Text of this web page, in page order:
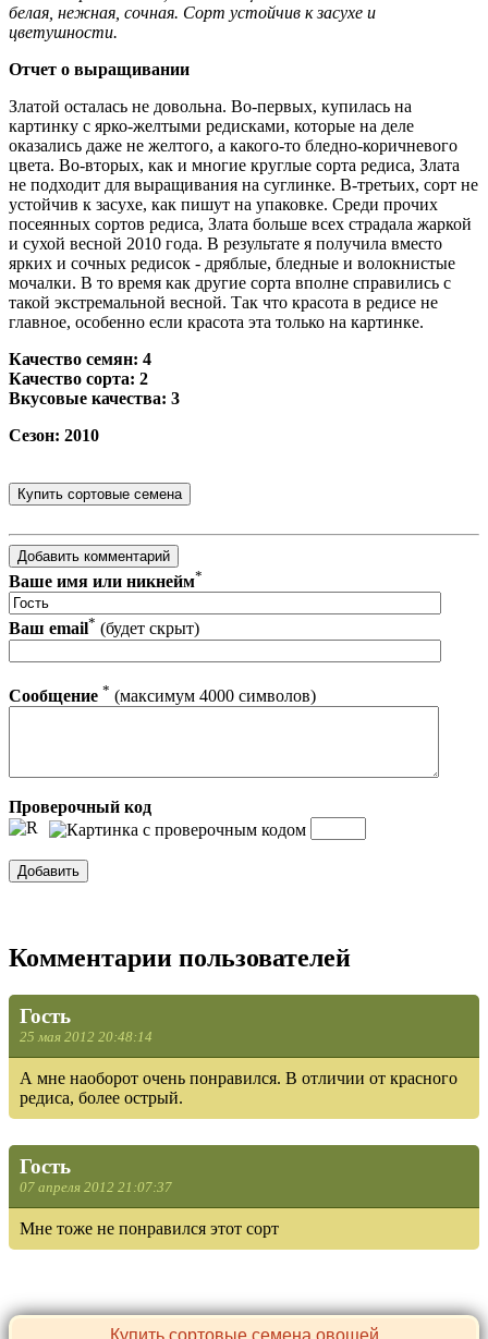
белая, нежная, сочная. Сорт устойчив к засухе и
цветушности.
Отчет о выращивании
Златой осталась не довольна. Во-первых, купилась на
картинку с ярко-желтыми редисками, которые на деле
оказались даже не желтого, а какого-то бледно-коричневого
цвета. Во-вторых, как и многие круглые сорта редиса, Злата
не подходит для выращивания на суглинке. В-третьих, сорт не
устойчив к засухе, как пишут на упаковке. Среди прочих
посеянных сортов редиса, Злата больше всех страдала жаркой
и сухой весной 2010 года. В результате я получила вместо
ярких и сочных редисок - дряблые, бледные и волокнистые
мочалки. В то время как другие сорта вполне справились с
такой экстремальной весной. Так что красота в редисе не
главное, особенно если красота эта только на картинке.
Качество семян: 4
Качество сорта: 2
Вкусовые качества: 3
Сезон: 2010
Ваше имя или никнейм*
Ваш email* (будет скрыт)
Сообщение * (максимум 4000 символов)
Проверочный код
Комментарии пользователей
Гость
25 мая 2012 20:48:14
А мне наоборот очень понравился. В отличии от красного
редиса, более острый.
Гость
07 апреля 2012 21:07:37
Мне тоже не понравился этот сорт